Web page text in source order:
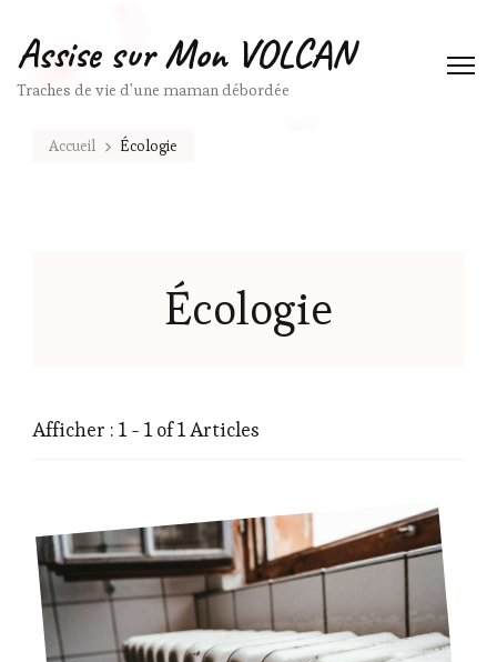
Assise sur Mon VOLCAN
Traches de vie d'une maman débordée
Accueil Écologie
Écologie
Afficher : 1 - 1 of 1 Articles